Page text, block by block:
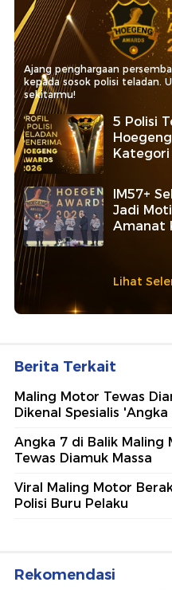
Ajang penghargaan
kepada sosok polisi teladan.
sekitarmu!
5 Polisi
Kategori
IM57+
Jadi
Amanat
Lihat
Berita Terkait
Maling Motor Tewas
Dikenal Spesialis 'Angka
Angka 7 di Balik Maling
Tewas Diamuk Massa
Viral Maling Motor
Polisi Buru Pelaku
Rekomendasi